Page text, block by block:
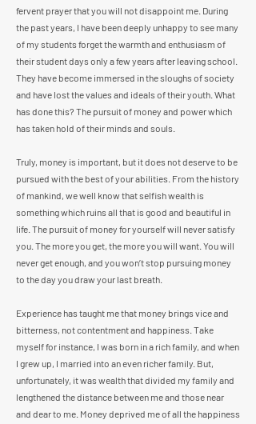
fervent prayer that you will not disappoint me. During
the past years, I have been deeply unhappy to see many
of my students forget the warmth and enthusiasm of
their student days only a few years after leaving school.
They have become immersed in the sloughs of society
and have lost the values and ideals of their youth. What
has done this? The pursuit of money and power which
has taken hold of their minds and souls.
Truly, money is important, but it does not deserve to be
pursued with the best of your abilities. From the history
of mankind, we well know that selfish wealth is
something which ruins all that is good and beautiful in
life. The pursuit of money for yourself will never satisfy
you. The more you get, the more you will want. You will
never get enough, and you won’t stop pursuing money
to the day you draw your last breath.
Experience has taught me that money brings vice and
bitterness, not contentment and happiness. Take
myself for instance, I was born in a rich family, and when
I grew up, I married into an even richer family. But,
unfortunately, it was wealth that divided my family and
lengthened the distance between me and those near
and dear to me. Money deprived me of all the happiness